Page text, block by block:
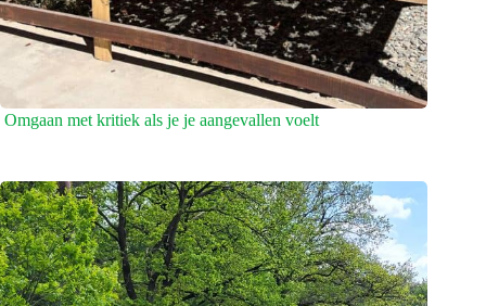
Omgaan met kritiek als je je aangevallen voelt